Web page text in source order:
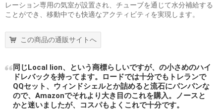
レーション専用の気室が設置され、チューブを通じて水分補給する
ことができ、移動中でも快適なアクティビティを実現します。
この商品の通販サイトへ
同じLocal lion、という商標らしいですが、の小さめのハイ
ドレバックを持ってます。ロードでは十分でもトレランで
QQセット、ウィンドシェルとか詰めると流石にパンパンな
ので、Amazonでそれより大き目のこれを購入。ノースと
かと迷いましたが、コスパもよくこれで十分です。